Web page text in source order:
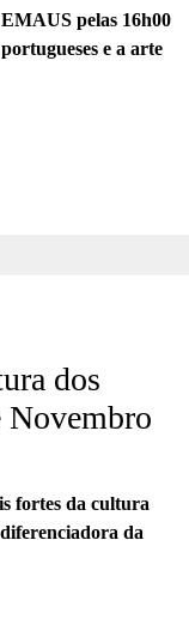
pelas 16h00
e a arte
dos
Novembro
fortes da cultura
da